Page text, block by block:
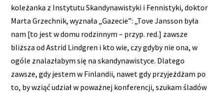
koleżanka z Instytutu Skandynawistyki i Fennistyki, doktor
Marta Grzechnik, wyznała „Gazecie”: „Tove Jansson była
nam [to jest w domu rodzinnym – przyp. red.] zawsze
bliższa od Astrid Lindgren i kto wie, czy gdyby nie ona, w
ogóle znalazłabym się na skandynawistyce. Dlatego
zawsze, gdy jestem w Finlandii, nawet gdy przyjeżdżam po
to, by wziąć udział w poważnej konferencji, szukam śladów